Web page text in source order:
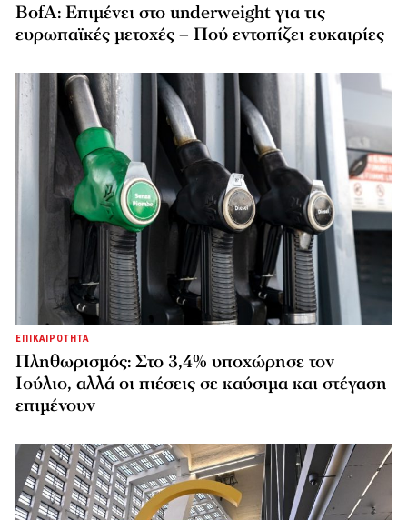
BofA: Επιμένει στο underweight για τις
ευρωπαϊκές μετοχές – Πού εντοπίζει ευκαιρίες
ΕΠΙΚΑΙΡΟΤΗΤΑ
Πληθωρισμός: Στο 3,4% υποχώρησε τον
Ιούλιο, αλλά οι πιέσεις σε καύσιμα και στέγαση
επιμένουν